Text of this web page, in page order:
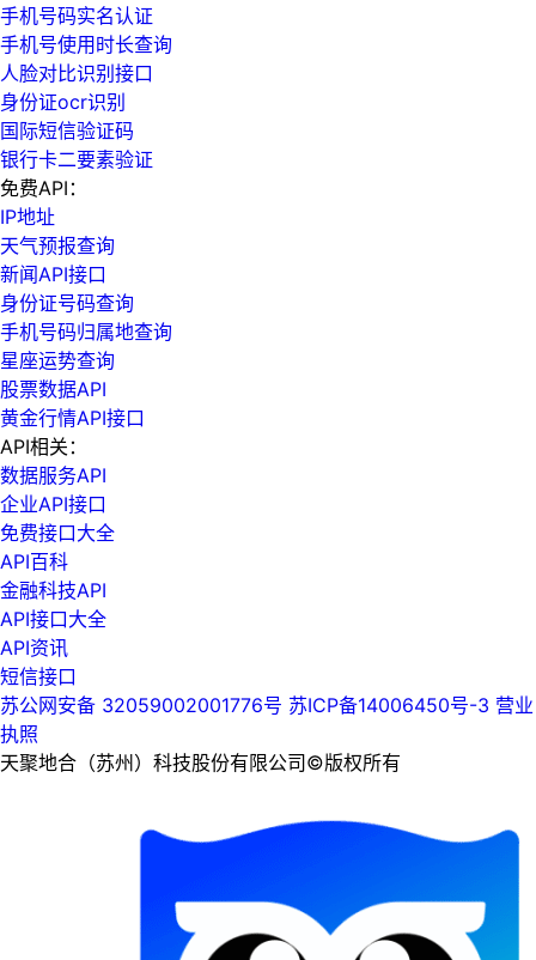
手机号码实名认证
手机号使用时长查询
人脸对比识别接口
身份证ocr识别
国际短信验证码
银行卡二要素验证
免费API：
IP地址
天气预报查询
新闻API接口
身份证号码查询
手机号码归属地查询
星座运势查询
股票数据API
黄金行情API接口
API相关：
数据服务API
企业API接口
免费接口大全
API百科
金融科技API
API接口大全
API资讯
短信接口
苏公网安备 32059002001776号 苏ICP备14006450号-3 营业
执照
天聚地合（苏州）科技股份有限公司©版权所有